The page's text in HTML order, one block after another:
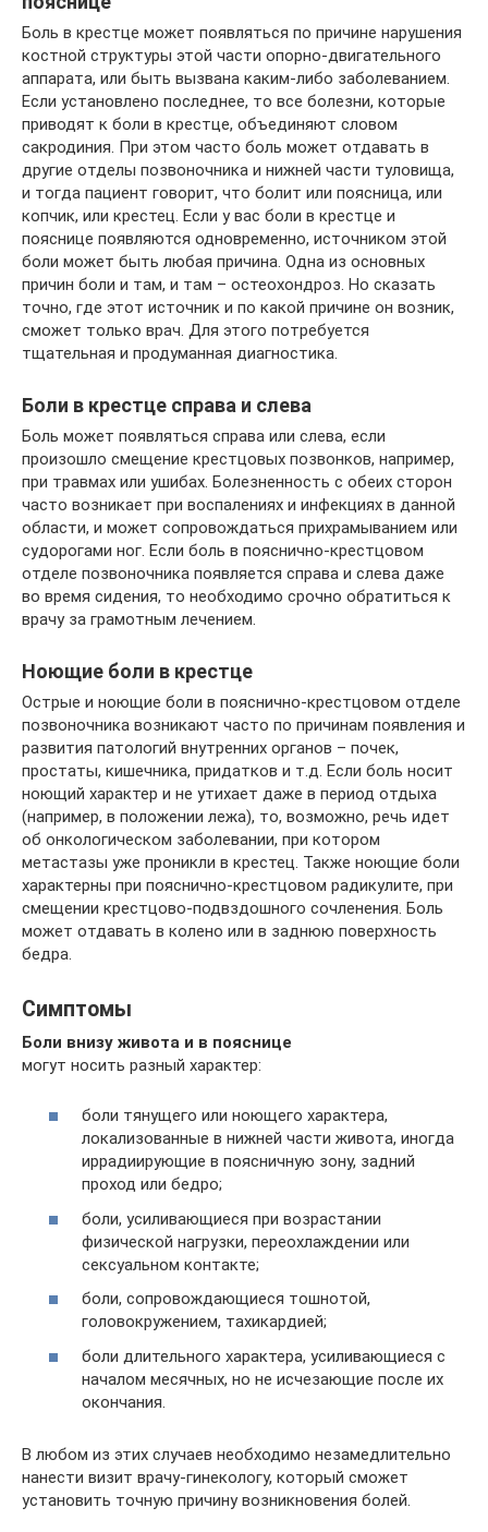
Боль в крестце может появляться по причине нарушения
костной структуры этой части опорно-двигательного
аппарата, или быть вызвана каким-либо заболеванием.
Если установлено последнее, то все болезни, которые
приводят к боли в крестце, объединяют словом
сакродиния. При этом часто боль может отдавать в
другие отделы позвоночника и нижней части туловища,
и тогда пациент говорит, что болит или поясница, или
копчик, или крестец. Если у вас боли в крестце и
пояснице появляются одновременно, источником этой
боли может быть любая причина. Одна из основных
причин боли и там, и там – остеохондроз. Но сказать
точно, где этот источник и по какой причине он возник,
сможет только врач. Для этого потребуется
тщательная и продуманная диагностика.
Боли в крестце справа и слева
Боль может появляться справа или слева, если
произошло смещение крестцовых позвонков, например,
при травмах или ушибах. Болезненность с обеих сторон
часто возникает при воспалениях и инфекциях в данной
области, и может сопровождаться прихрамыванием или
судорогами ног. Если боль в пояснично-крестцовом
отделе позвоночника появляется справа и слева даже
во время сидения, то необходимо срочно обратиться к
врачу за грамотным лечением.
Ноющие боли в крестце
Острые и ноющие боли в пояснично-крестцовом отделе
позвоночника возникают часто по причинам появления и
развития патологий внутренних органов – почек,
простаты, кишечника, придатков и т.д. Если боль носит
ноющий характер и не утихает даже в период отдыха
(например, в положении лежа), то, возможно, речь идет
об онкологическом заболевании, при котором
метастазы уже проникли в крестец. Также ноющие боли
характерны при пояснично-крестцовом радикулите, при
смещении крестцово-подвздошного сочленения. Боль
может отдавать в колено или в заднюю поверхность
бедра.
Симптомы
Боли внизу живота и в пояснице
могут носить разный характер:
боли тянущего или ноющего характера,
локализованные в нижней части живота, иногда
иррадиирующие в поясничную зону, задний
проход или бедро;
боли, усиливающиеся при возрастании
физической нагрузки, переохлаждении или
сексуальном контакте;
боли, сопровождающиеся тошнотой,
головокружением, тахикардией;
боли длительного характера, усиливающиеся с
началом месячных, но не исчезающие после их
окончания.
В любом из этих случаев необходимо незамедлительно
нанести визит врачу-гинекологу, который сможет
установить точную причину возникновения болей.